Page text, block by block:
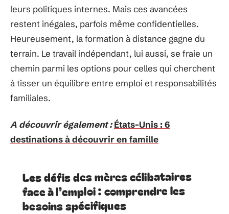
leurs politiques internes. Mais ces avancées
restent inégales, parfois même confidentielles.
Heureusement, la formation à distance gagne du
terrain. Le travail indépendant, lui aussi, se fraie un
chemin parmi les options pour celles qui cherchent
à tisser un équilibre entre emploi et responsabilités
familiales.
A découvrir également : États-Unis : 6
destinations à découvrir en famille
Les défis des mères célibataires
face à l’emploi : comprendre les
besoins spécifiques